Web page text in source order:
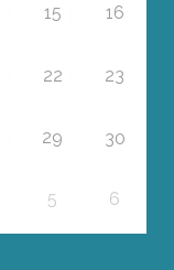
15 16
22 23
29 30
5 6